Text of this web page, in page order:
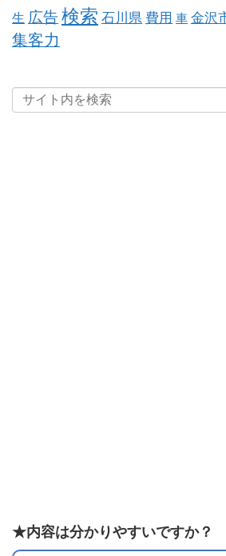
生 広告検索 石川県 費用 車 金沢
集客力
★内容は分かりやすいですか？